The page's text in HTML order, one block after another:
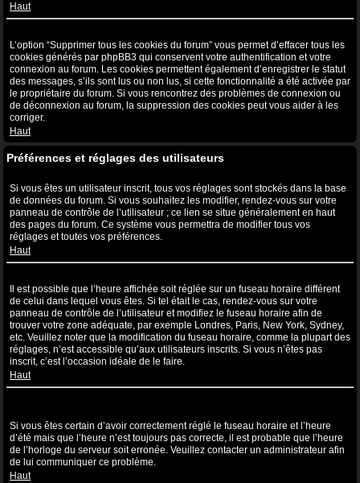
Haut
L’option “Supprimer tous les cookies du forum” vous permet d’effacer tous les
cookies générés par phpBB3 qui conservent votre authentification et votre
connexion au forum. Les cookies permettent également d’enregistrer le statut
des messages, s’ils sont lus ou non lus, si cette fonctionnalité a été activée par
le propriétaire du forum. Si vous rencontrez des problèmes de connexion ou
de déconnexion au forum, la suppression des cookies peut vous aider à les
corriger.
Haut
Préférences et réglages des utilisateurs
Si vous êtes un utilisateur inscrit, tous vos réglages sont stockés dans la base
de données du forum. Si vous souhaitez les modifier, rendez-vous sur votre
panneau de contrôle de l’utilisateur ; ce lien se situe généralement en haut
des pages du forum. Ce système vous permettra de modifier tous vos
réglages et toutes vos préférences.
Haut
Il est possible que l’heure affichée soit réglée sur un fuseau horaire différent
de celui dans lequel vous êtes. Si tel était le cas, rendez-vous sur votre
panneau de contrôle de l’utilisateur et modifiez le fuseau horaire afin de
trouver votre zone adéquate, par exemple Londres, Paris, New York, Sydney,
etc. Veuillez noter que la modification du fuseau horaire, comme la plupart des
réglages, n’est accessible qu’aux utilisateurs inscrits. Si vous n’êtes pas
inscrit, c’est l’occasion idéale de le faire.
Haut
Si vous êtes certain d’avoir correctement réglé le fuseau horaire et l’heure
d’été mais que l’heure n’est toujours pas correcte, il est probable que l’heure
de l’horloge du serveur soit erronée. Veuillez contacter un administrateur afin
de lui communiquer ce problème.
Haut